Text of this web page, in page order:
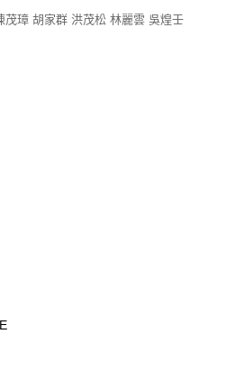
茂璋 胡家群 洪茂松 林麗雲 吳煌壬